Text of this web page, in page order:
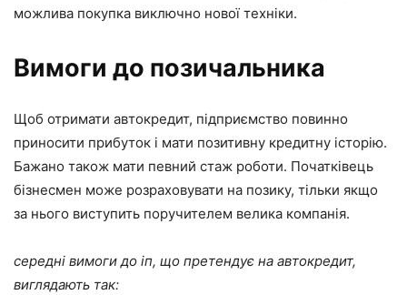
можлива покупка виключно нової техніки.
Вимоги до позичальника
Щоб отримати автокредит, підприємство повинно
приносити прибуток і мати позитивну кредитну історію.
Бажано також мати певний стаж роботи. Початківець
бізнесмен може розраховувати на позику, тільки якщо
за нього виступить поручителем велика компанія.
середні вимоги до іп, що претендує на автокредит,
виглядають так: